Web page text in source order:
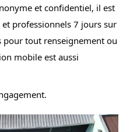
et confidentiel, il est
professionnels 7 jours sur
pour tout renseignement ou
mobile est aussi